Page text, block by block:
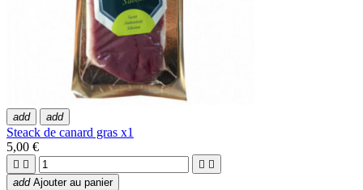
add add
Steack de canard gras x1
5,00 €
   
add Ajouter au panier